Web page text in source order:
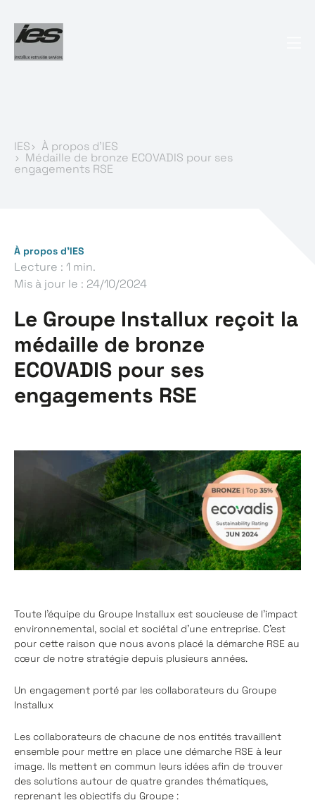
IES À propos d’IES
Médaille de bronze ECOVADIS pour ses
engagements RSE
À propos d’IES
Lecture : 1 min.
Mis à jour le : 24/10/2024
Le Groupe Installux reçoit la
médaille de bronze
ECOVADIS pour ses
engagements RSE
Toute l’équipe du Groupe Installux est soucieuse de l’impact
environnemental, social et sociétal d’une entreprise. C’est
pour cette raison que nous avons placé la démarche RSE au
cœur de notre stratégie depuis plusieurs années.
Un engagement porté par les collaborateurs du Groupe
Installux
Les collaborateurs de chacune de nos entités travaillent
ensemble pour mettre en place une démarche RSE à leur
image. Ils mettent en commun leurs idées afin de trouver
des solutions autour de quatre grandes thématiques,
reprenant les objectifs du Groupe :